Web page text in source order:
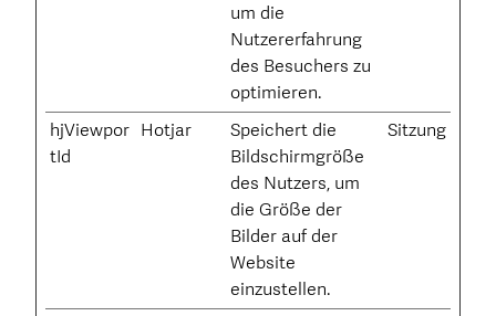
um die
Nutzererfahrung
des Besuchers zu
optimieren.
hjViewpor
tId
Hotjar
Speichert die
Bildschirmgröße
des Nutzers, um
die Größe der
Bilder auf der
Website
einzustellen.
Sitzung